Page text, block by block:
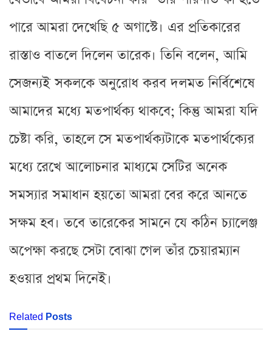
পারে আমরা দেখেছি ৫ অগাস্টে। এর প্রতিকারের
রাস্তাও বাতলে দিলেন তারেক। তিনি বলেন, আমি
সেজন্যই সকলকে অনুরোধ করব দলমত নির্বিশেষে
আমাদের মধ্যে মতপার্থক্য থাকবে; কিন্তু আমরা যদি
চেষ্টা করি, তাহলে সে মতপার্থক্যটাকে মতপার্থক্যের
মধ্যে রেখে আলোচনার মাধ্যমে সেটির অনেক
সমস্যার সমাধান হয়তো আমরা বের করে আনতে
সক্ষম হব। তবে তারেকের সামনে যে কঠিন চ্যালেঞ্জ
অপেক্ষা করছে সেটা বোঝা গেল তাঁর চেয়ারম্যান
হওয়ার প্রথম দিনেই।
Related Posts